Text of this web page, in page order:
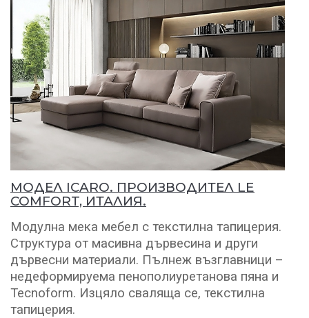
МОДЕЛ ICARO. ПРОИЗВОДИТЕЛ LE
COMFORT, ИТАЛИЯ.
Модулна мека мебел с текстилна тапицерия.
Структура от масивна дървесина и други
дървесни материали. Пълнеж възглавници –
недеформируема пенополиуретанова пяна и
Tecnoform. Изцяло сваляща се, текстилна
тапицерия.